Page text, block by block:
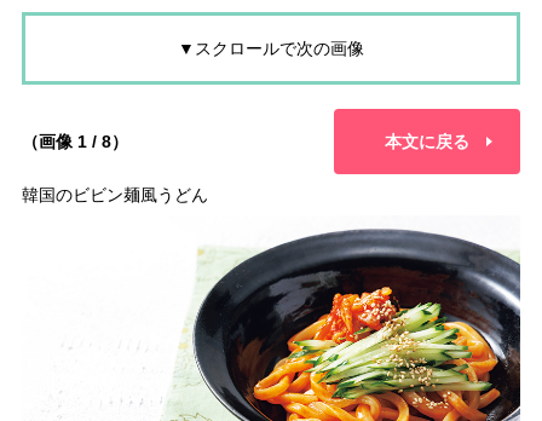
▼スクロールで次の画像
（画像 1 / 8） 本文に戻る
韓国のビビン麺風うどん